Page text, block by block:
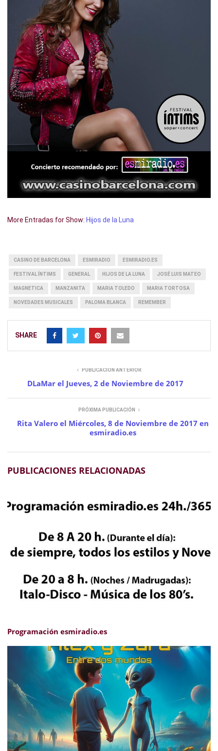
More Entradas for Show: Hijos de la Luna
CASINO DE BARCELONA ESMIRADIO ESMIRADIO.ES
FESTIVAL ÍNTIMS GENERAL HIJOS DE LA LUNA JOSÉ LUIS MATEO
MAGNETICA MANZANITA MARIA TOLEDO MARIA TORTOSA
NOVEDADES MUSICALES PALOMA BLANCA REMEMBER
SHARE
PUBLICACIÓN ANTERIOR
DLaMar el Jueves, 2 de Noviembre de 2017
PRÓXIMA PUBLICACIÓN
Rita Valero el Miércoles, 8 de Noviembre de 2017 en
esmiradio.es
PUBLICACIONES RELACIONADAS
Programación esmiradio.es